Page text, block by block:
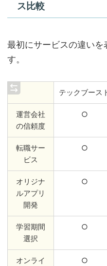
ス比較
最初にサービスの違いを
す。
テックブース
運営会社
の信頼度
○
転職サー
ビス
○
オリジナ
ルアプリ
開発
○
学習期間
選択
○
オンライ
○